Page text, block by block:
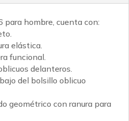
hombre, cuenta con:
elástica.
funcional.
delanteros.
del bolsillo oblicuo
geométrico con ranura para